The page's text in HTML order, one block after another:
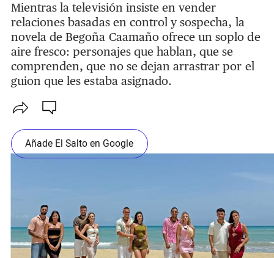
Mientras la televisión insiste en vender
relaciones basadas en control y sospecha, la
novela de Begoña Caamaño ofrece un soplo de
aire fresco: personajes que hablan, que se
comprenden, que no se dejan arrastrar por el
guion que les estaba asignado.
Añade El Salto en Google